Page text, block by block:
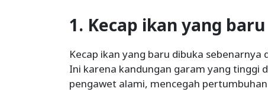
1. Kecap ikan yang
Kecap ikan yang baru dibuka
Ini karena kandungan garam yang tinggi
pengawet alami, mencegah